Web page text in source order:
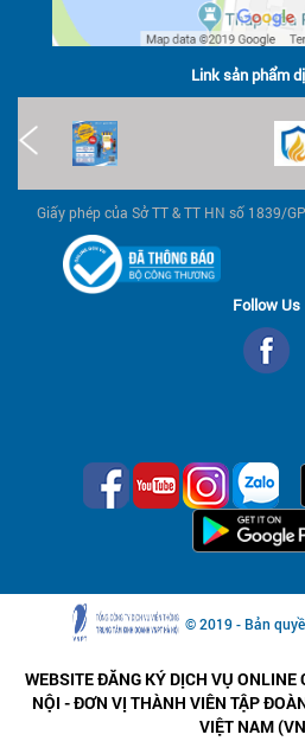
Link sản phẩm
Giấy phép của Sở TT & TT HN số 1839/
Follow Us
© 2019 - Bản
WEBSITE ĐĂNG KÝ DỊCH VỤ
NỘI - ĐƠN VỊ THÀNH VIÊN TẬP
VIỆT NAM